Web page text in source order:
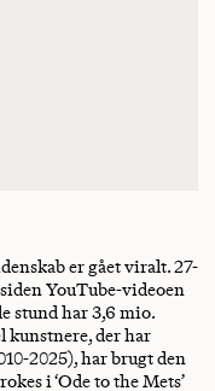
er gået viralt. 27-
YouTube-videoen
stund har 3,6 mio.
kunstnere, der har
2025), har brugt den
i ‘Ode to the Mets’